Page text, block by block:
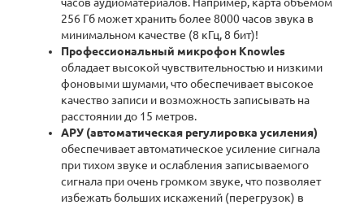
256 Гб может хранить более 8000 часов звука в
минимальном качестве (8 кГц, 8 бит)!
Профессиональный микрофон Knowles
обладает высокой чувствительностью и низкими
фоновыми шумами, что обеспечивает высокое
качество записи и возможность записывать на
расстоянии до 15 метров.
АРУ (автоматическая регулировка усиления)
обеспечивает автоматическое усиление сигнала
при тихом звуке и ослабления записываемого
сигнала при очень громком звуке, что позволяет
избежать больших искажений (перегрузок) в